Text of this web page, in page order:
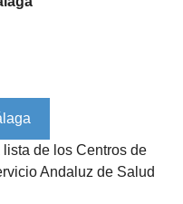
de los Centros de
Andaluz de Salud